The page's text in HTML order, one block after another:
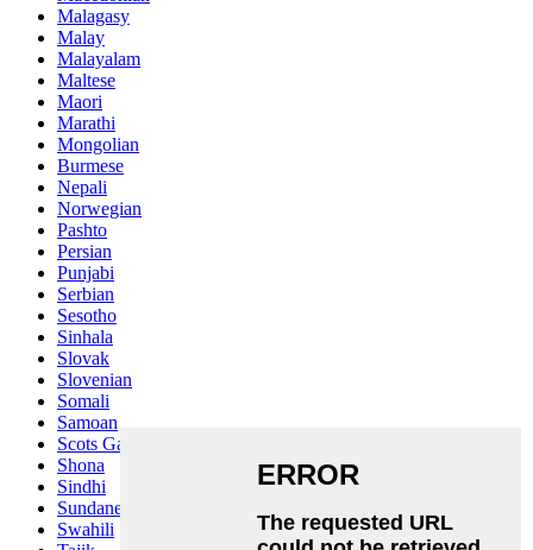
Malagasy
Malay
Malayalam
Maltese
Maori
Marathi
Mongolian
Burmese
Nepali
Norwegian
Pashto
Persian
Punjabi
Serbian
Sesotho
Sinhala
Slovak
Slovenian
Somali
Samoan
Scots Gaelic
Shona
Sindhi
Sundanese
Swahili